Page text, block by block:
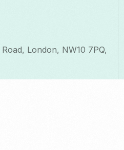
London, NW10 7PQ,